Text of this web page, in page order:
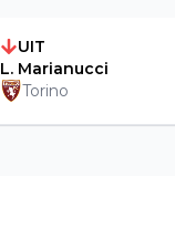
UIT
L. Marianucci
Torino